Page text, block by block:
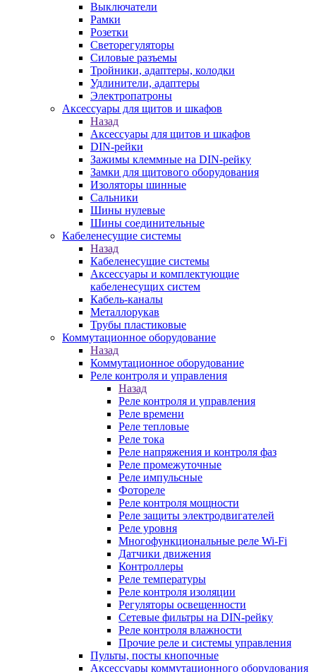
Выключатели
Рамки
Розетки
Светорегуляторы
Силовые разъемы
Тройники, адаптеры, колодки
Удлинители, адаптеры
Электропатроны
Аксессуары для щитов и шкафов
Назад
Аксессуары для щитов и шкафов
DIN-рейки
Зажимы клеммные на DIN-рейку
Замки для щитового оборудования
Изоляторы шинные
Сальники
Шины нулевые
Шины соединительные
Кабеленесущие системы
Назад
Кабеленесущие системы
Аксессуары и комплектующие
кабеленесущих систем
Кабель-каналы
Металлорукав
Трубы пластиковые
Коммутационное оборудование
Назад
Коммутационное оборудование
Реле контроля и управления
Назад
Реле контроля и управления
Реле времени
Реле тепловые
Реле тока
Реле напряжения и контроля фаз
Реле промежуточные
Реле импульсные
Фотореле
Реле контроля мощности
Реле защиты электродвигателей
Реле уровня
Многофункциональные реле Wi-Fi
Датчики движения
Контроллеры
Реле температуры
Реле контроля изоляции
Регуляторы освещенности
Сетевые фильтры на DIN-рейку
Реле контроля влажности
Прочие реле и системы управления
Пульты, посты кнопочные
Аксессуары коммутационного оборудования